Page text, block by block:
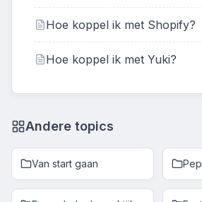
Hoe koppel ik met Shopify?
Hoe koppel ik met Yuki?
Andere topics
Van start gaan